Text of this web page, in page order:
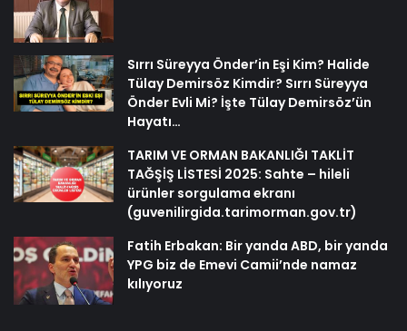
Sırrı Süreyya Önder’in Eşi Kim? Halide
Tülay Demirsöz Kimdir? Sırrı Süreyya
Önder Evli Mi? İşte Tülay Demirsöz’ün
Hayatı…
TARIM VE ORMAN BAKANLIĞI TAKLİT
TAĞŞİŞ LİSTESİ 2025: Sahte – hileli
ürünler sorgulama ekranı
(guvenilirgida.tarimorman.gov.tr)
Fatih Erbakan: Bir yanda ABD, bir yanda
YPG biz de Emevi Camii’nde namaz
kılıyoruz